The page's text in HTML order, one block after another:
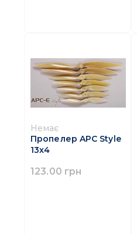
Немає
Пропелер APC Style
13x4
123.00 грн